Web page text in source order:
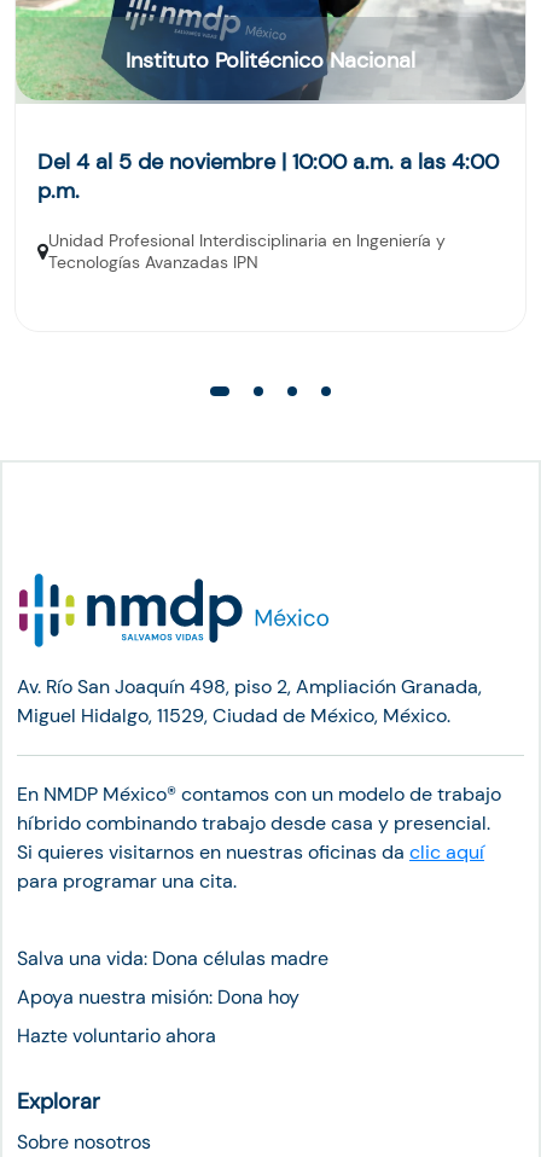
Instituto Politécnico Nacional
Del 4 al 5 de noviembre | 10:00 a.m. a las 4:00
p.m.
Unidad Profesional Interdisciplinaria en Ingeniería y
Tecnologías Avanzadas IPN
Av. Río San Joaquín 498, piso 2, Ampliación Granada,
Miguel Hidalgo, 11529, Ciudad de México, México.
En NMDP México®︎ contamos con un modelo de trabajo
híbrido combinando trabajo desde casa y presencial.
Si quieres visitarnos en nuestras oficinas da clic aquí
para programar una cita.
Salva una vida: Dona células madre
Apoya nuestra misión: Dona hoy
Hazte voluntario ahora
Explorar
Sobre nosotros